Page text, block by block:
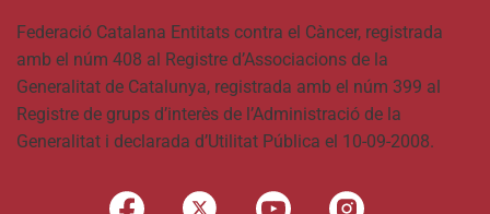
Federació Catalana Entitats contra el Càncer, registrada
amb el núm 408 al Registre d’Associacions de la
Generalitat de Catalunya, registrada amb el núm 399 al
Registre de grups d’interès de l’Administració de la
Generalitat i declarada d’Utilitat Pública el 10-09-2008.